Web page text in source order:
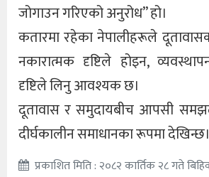
जोगाउन गरिएको अनुरोध” हो।
कतारमा रहेका नेपालीहरूले
नकारात्मक दृष्टिले होइन,
दृष्टिले लिनु आवश्यक छ।
दूतावास र समुदायबीच आपसी
दीर्घकालीन समाधानका रूपमा देखिन्छ।
प्रकाशित मिति : २०८२ कार्तिक २८ गते